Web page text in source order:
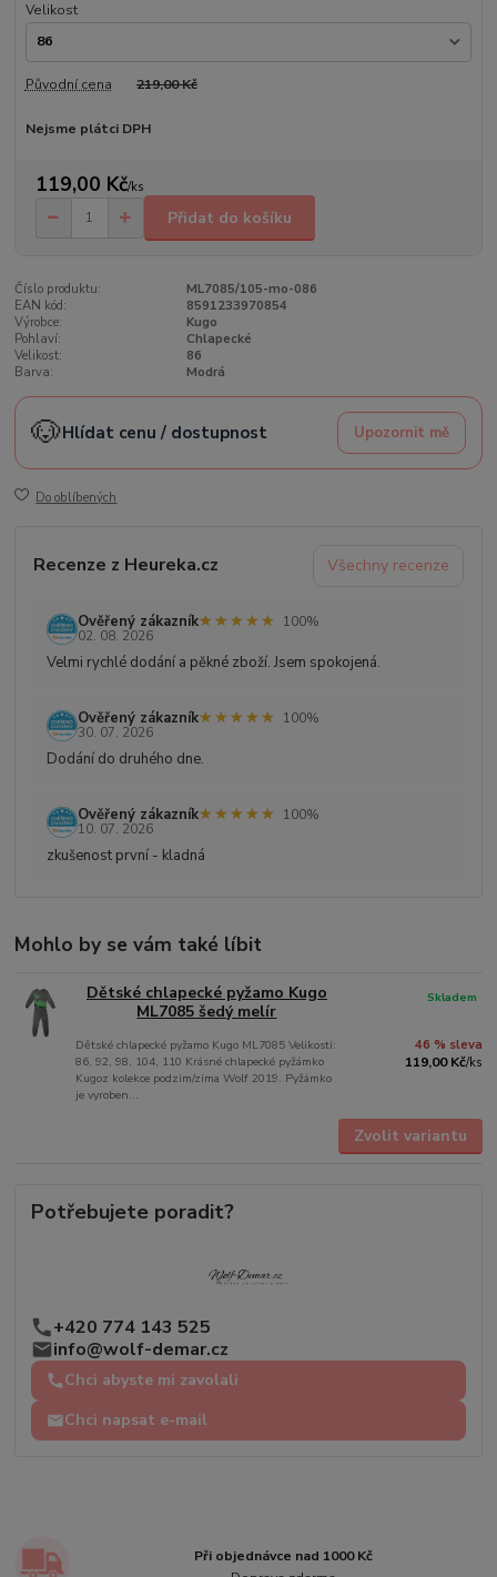
Velikost
Původní cena 219,00 Kč
Nejsme plátci DPH
119,00 Kč/ks
Přidat do košíku
Číslo produktu:
ML7085/105-mo-086
EAN kód:
8591233970854
Výrobce:
Kugo
Pohlaví:
Chlapecké
Velikost:
86
Barva:
Modrá
🐶Hlídat cenu / dostupnost Upozornit mě
Do oblíbených
Recenze z Heureka.cz Všechny recenze
Ověřený zákazník★★★★★
★★★★★
100%
02. 08. 2026
Velmi rychlé dodání a pěkné zboží. Jsem spokojená.
Ověřený zákazník★★★★★
★★★★★
100%
30. 07. 2026
Dodání do druhého dne.
Ověřený zákazník★★★★★
★★★★★
100%
10. 07. 2026
zkušenost první - kladná
Mohlo by se vám také líbit
Dětské chlapecké pyžamo Kugo
ML7085 šedý melír
Dětské chlapecké pyžamo Kugo ML7085 Velikosti:
86, 92, 98, 104, 110 Krásné chlapecké pyžámko
Kugoz kolekce podzim/zima Wolf 2019. Pyžámko
je vyroben...
46 % sleva
119,00 Kč/ks
Skladem
Zvolit variantu
Potřebujete poradit?
+420 774 143 525
info@wolf-demar.cz
Chci abyste mi zavolali
Chci napsat e-mail
Při objednávce nad 1000 Kč